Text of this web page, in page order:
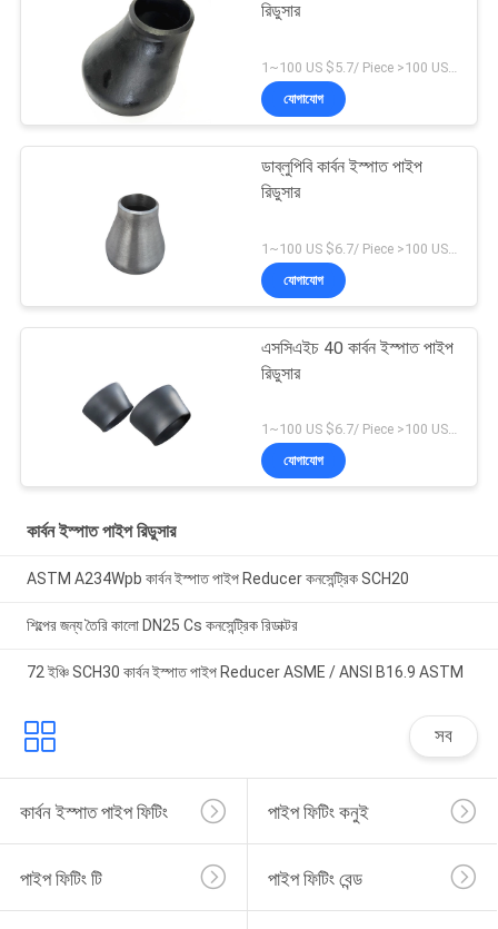
রিডুসার
যোগাযোগ
ডাব্লুপিবি কার্বন ইস্পাত পাইপ
রিডুসার
যোগাযোগ
এসসিএইচ 40 কার্বন ইস্পাত পাইপ
রিডুসার
1~100 US $6.7/ Piece >100 US $4.5/ Piece MOQ:1 টুকরা
যোগাযোগ
কার্বন ইস্পাত পাইপ রিডুসার
ASTM A234Wpb কার্বন ইস্পাত পাইপ Reducer কনসেন্ট্রিক SCH20
শিল্পের জন্য তৈরি কালো DN25 Cs কনসেন্ট্রিক রিডাক্টর
72 ইঞ্চি SCH30 কার্বন ইস্পাত পাইপ Reducer ASME / ANSI B16.9 ASTM
সব
কার্বন ইস্পাত পাইপ ফিটিং পাইপ ফিটিং কনুই
পাইপ ফিটিং টি পাইপ ফিটিং বেন্ড